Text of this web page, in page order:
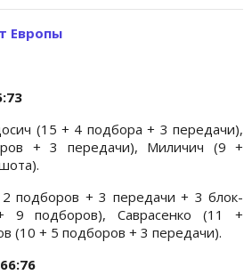
Европы
(15 + 4 подбора + 3 передачи),
+ 3 передачи), Миличич (9 +
подборов + 3 передачи + 3 блок-
подборов), Саврасенко (11 +
(10 + 5 подборов + 3 передачи).